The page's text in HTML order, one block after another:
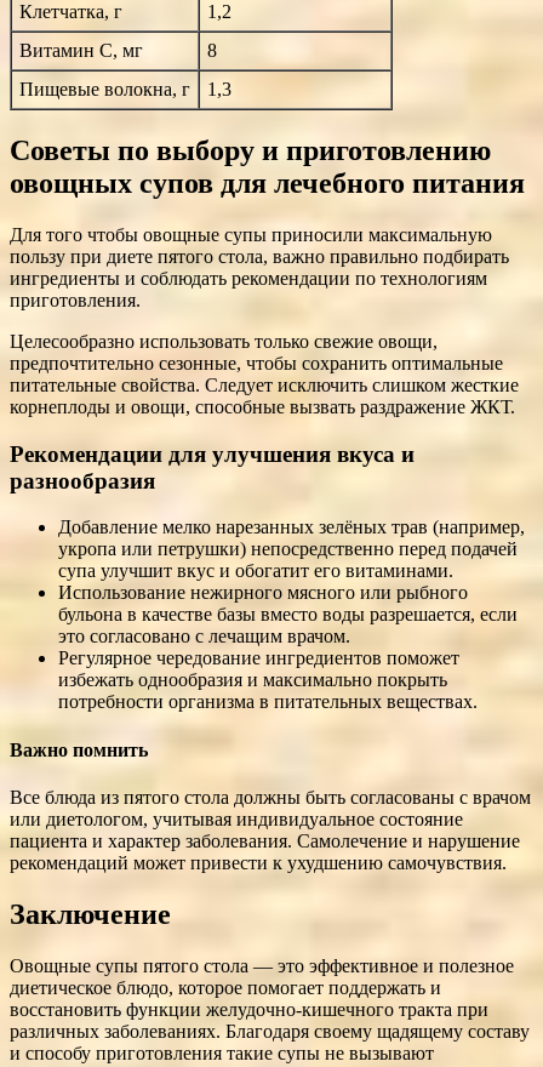
Клетчатка, г
1,2
Витамин C, мг
8
Пищевые волокна, г
1,3
Советы по выбору и приготовлению
овощных супов для лечебного питания
Для того чтобы овощные супы приносили максимальную
пользу при диете пятого стола, важно правильно подбирать
ингредиенты и соблюдать рекомендации по технологиям
приготовления.
Целесообразно использовать только свежие овощи,
предпочтительно сезонные, чтобы сохранить оптимальные
питательные свойства. Следует исключить слишком жесткие
корнеплоды и овощи, способные вызвать раздражение ЖКТ.
Рекомендации для улучшения вкуса и
разнообразия
Добавление мелко нарезанных зелёных трав (например,
укропа или петрушки) непосредственно перед подачей
супа улучшит вкус и обогатит его витаминами.
Использование нежирного мясного или рыбного
бульона в качестве базы вместо воды разрешается, если
это согласовано с лечащим врачом.
Регулярное чередование ингредиентов поможет
избежать однообразия и максимально покрыть
потребности организма в питательных веществах.
Важно помнить
Все блюда из пятого стола должны быть согласованы с врачом
или диетологом, учитывая индивидуальное состояние
пациента и характер заболевания. Самолечение и нарушение
рекомендаций может привести к ухудшению самочувствия.
Заключение
Овощные супы пятого стола — это эффективное и полезное
диетическое блюдо, которое помогает поддержать и
восстановить функции желудочно-кишечного тракта при
различных заболеваниях. Благодаря своему щадящему составу
и способу приготовления такие супы не вызывают